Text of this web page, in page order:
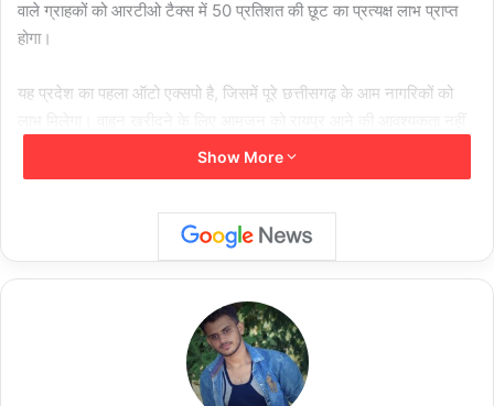
वाले ग्राहकों को आरटीओ टैक्स में 50 प्रतिशत की छूट का प्रत्यक्ष लाभ प्राप्त
होगा।
यह प्रदेश का पहला ऑटो एक्सपो है, जिसमें पूरे छत्तीसगढ़ के आम नागरिकों को
होगी, बल्कि वे अपने शहर अथवा गांव के निकटतम प्रतिभागी/पंजीकृत डीलरों के
माध्यम से इस योजना का लाभ प्राप्त कर सकेंगे।
ऑटो एक्सपो–2026 के अंतर्गत सभी नागरिकों को अपने गृह जिले में ही वाहन
पंजीयन कराने की सुविधा उपलब्ध होगी। अर्थात, क्रय किए गए वाहन पर अपने गृह
जिले के परिवहन कार्यालय का पंजीयन चिन्ह (आरटीओ कोड) प्राप्त किया जा
दूरस्थ क्षेत्रों के डीलर्स भी इस ऑटो एक्सपो में भाग ले रहे हैं, जिससे छोटे
व्यावसायिक विक्रेताओं को रोजगार के उपयुक्त अवसर प्राप्त होंगे और स्थानीय
Show More